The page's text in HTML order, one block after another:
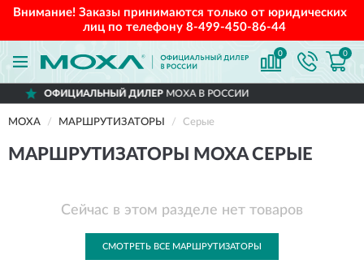
Внимание! Заказы принимаются только от юридических
лиц по телефону 8-499-450-86-44
0 0
ДИЛЕРMOXA В РОССИИ
MOXA МАРШРУТИЗАТОРЫ Серые
МАРШРУТИЗАТОРЫ MOXA СЕРЫЕ
Сейчас в этом разделе нет товаров
СМОТРЕТЬ ВСЕ МАРШРУТИЗАТОРЫ